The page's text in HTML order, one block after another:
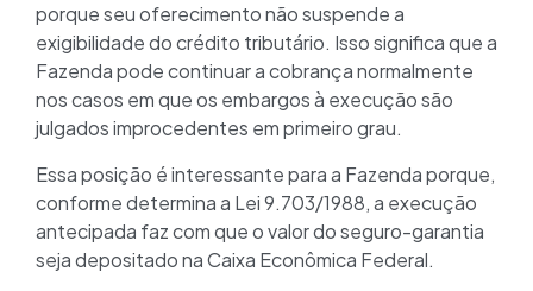
porque seu oferecimento não suspende a
exigibilidade do crédito tributário. Isso significa que a
Fazenda pode continuar a cobrança normalmente
nos casos em que os embargos à execução são
julgados improcedentes em primeiro grau.
Essa posição é interessante para a Fazenda porque,
conforme determina a Lei 9.703/1988, a execução
antecipada faz com que o valor do seguro-garantia
seja depositado na Caixa Econômica Federal.